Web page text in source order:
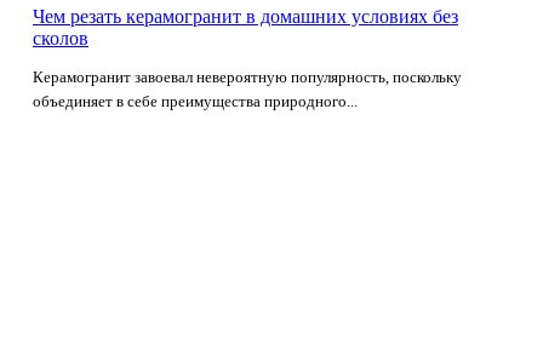
Чем резать керамогранит в домашних условиях без
сколов
Керамогранит завоевал невероятную популярность, поскольку
объединяет в себе преимущества природного...